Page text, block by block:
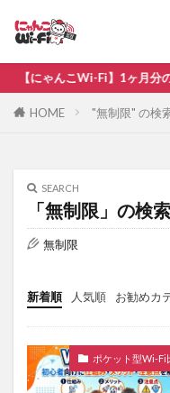
ゃんこWi-Fi】1ヶ月分のご利
HOME "無制限" の検
SEARCH
「無制限」の検
無制限
新着順 人気順 お勧めカ
ポケット型Wi-Fi
比較 無制限
タグ
au WiMAX
ホームルーター
光回線
楽天モ